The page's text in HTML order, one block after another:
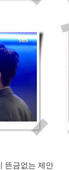
뜬금없는 제안